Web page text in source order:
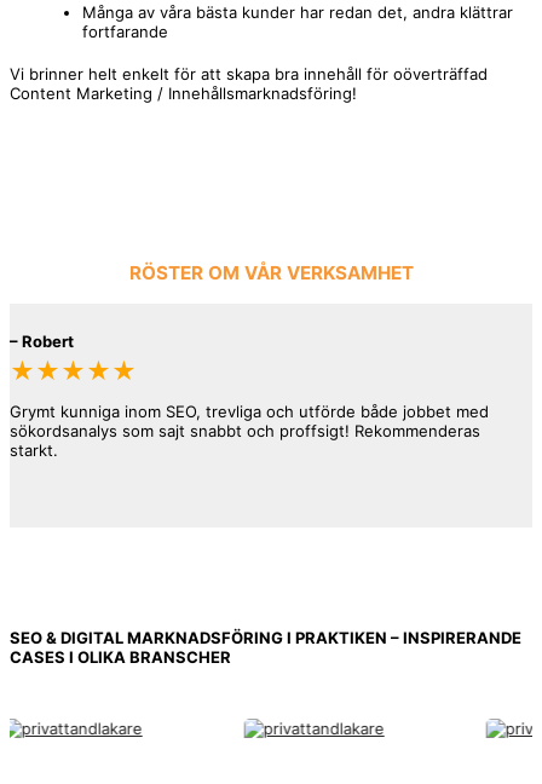
Många av våra bästa kunder har redan det, andra klättrar
fortfarande
Vi brinner helt enkelt för att skapa bra innehåll för oöverträffad
Content Marketing / Innehållsmarknadsföring!
RÖSTER OM VÅR VERKSAMHET
–Robert
★★★★★
Grymt kunniga inom SEO, trevliga och utförde både jobbet med
sökordsanalys som sajt snabbt och proffsigt! Rekommenderas
starkt.
★★★★★
Lämnade över hanteringen av både sajt som SEO för 2 st sajter.
sajten trots att han inte tog betalt för det, så att det skulle bli
lättare att få effekt. Vilket det gjorde efter knappt några veckor
SEO & DIGITAL MARKNADSFÖRING I PRAKTIKEN – INSPIRERANDE
CASES I OLIKA BRANSCHER